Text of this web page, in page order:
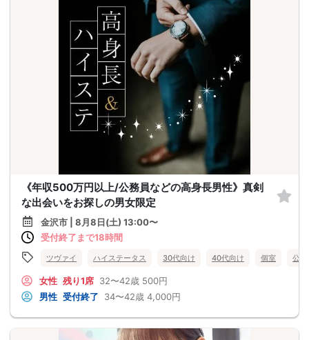
《年収500万円以上/公務員などの高身長男性》真剣
な出会いをお探しの男女限定
金沢市 | 8月8日(土) 13:00〜
受付終了まで18時間
ツヴァイ ハイステータス 30代向け 40代向け 個室 公
女性 残り1席 32〜42歳 500円
男性 受付終了 34〜42歳 4,000円